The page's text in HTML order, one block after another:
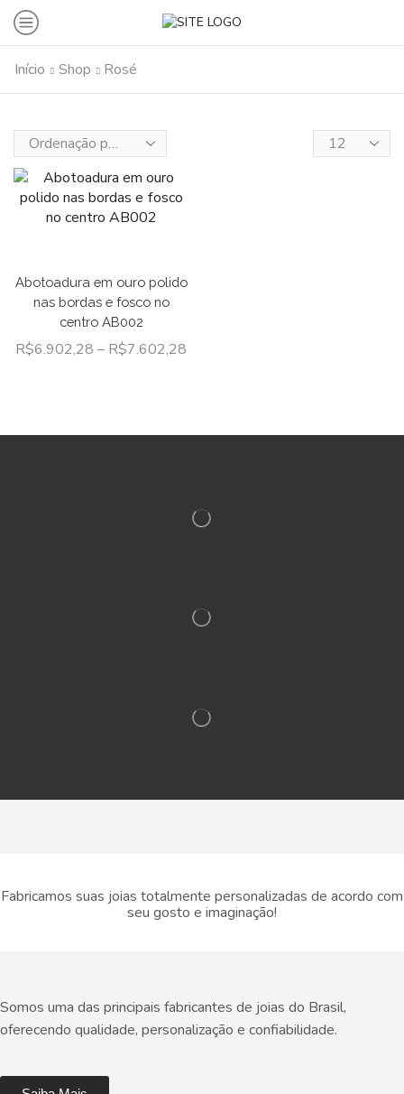
Início Shop Rosé
Abotoadura em ouro polido
nas bordas e fosco no
centro AB002
R$6.902,28 – R$7.602,28
Fabricamos suas joias totalmente personalizadas de acordo com
seu gosto e imaginação!
Somos uma das principais fabricantes de joias do Brasil,
oferecendo qualidade, personalização e confiabilidade.